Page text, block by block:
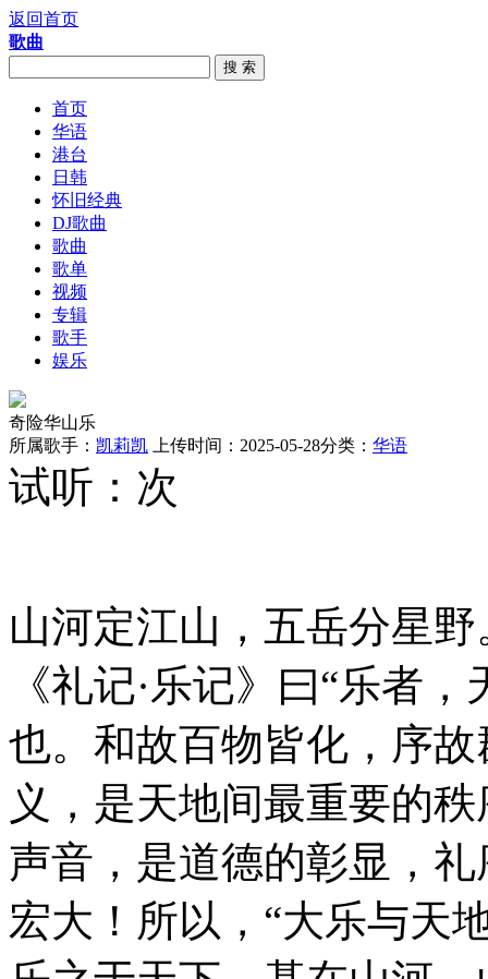
返回首页
歌曲
搜 索
首页
华语
港台
日韩
怀旧经典
DJ歌曲
歌曲
歌单
视频
专辑
歌手
娱乐
奇险华山乐
所属歌手： 凯莉凯 上传时间：2025-05-28分类： 华语
试听： 次
山河定江山，五岳分星
《礼记·乐记》曰“乐者
也。和故百物皆化，序
义，是天地间最重要的
声音，是道德的彰显，
宏大！所以，“大乐与天